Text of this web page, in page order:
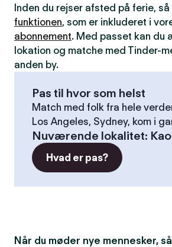
Inden du rejser afsted på ferie,
funktionen, som er inkluderet i
abonnement. Med passet kan du
lokation og matche med Tinder-
anden by.
Pas til hvor som helst
Match med folk fra hele
Los Angeles, Sydney, kom i
Nuværende lokalitet:
Hvad er pas?
Når du møder nye mennesker,